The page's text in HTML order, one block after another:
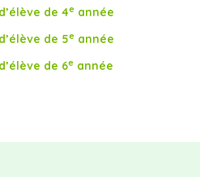
de 4e année
de 5e année
de 6e année